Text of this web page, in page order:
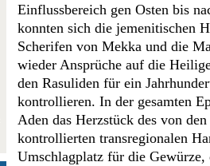
Einflussbereich gen Osten bis
konnten sich die jemenitischen
Scherifen von Mekka und die
wieder Ansprüche auf die
den Rasuliden für ein
kontrollieren. In der gesamten
Aden das Herzstück des von
kontrollierten transregionalen
Umschlagplatz für die Gewürze,